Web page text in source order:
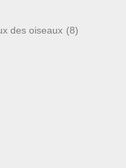
des oiseaux (8)